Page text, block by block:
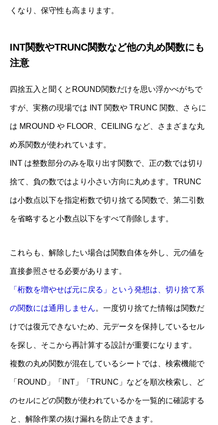
くなり、保守性も高まります。
INT関数やTRUNC関数など他の丸め関数にも
注意
四捨五入と聞くとROUND関数だけを思い浮かべがちで
すが、実務の現場では INT 関数や TRUNC 関数、さらに
は MROUND や FLOOR、CEILING など、さまざまな丸
め系関数が使われています。
INT は整数部分のみを取り出す関数で、正の数では切り
捨て、負の数ではより小さい方向に丸めます。TRUNC
は小数点以下を指定桁数で切り捨てる関数で、第二引数
を省略すると小数点以下をすべて削除します。
これらも、解除したい場合は関数自体を外し、元の値を
直接参照させる必要があります。
「桁数を増やせば元に戻る」という発想は、切り捨て系
の関数には通用しません。一度切り捨てた情報は関数だ
けでは復元できないため、元データを保持しているセル
を探し、そこから再計算する設計が重要になります。
複数の丸め関数が混在しているシートでは、検索機能で
「ROUND」「INT」「TRUNC」などを順次検索し、ど
のセルにどの関数が使われているかを一覧的に確認する
と、解除作業の抜け漏れを防止できます。